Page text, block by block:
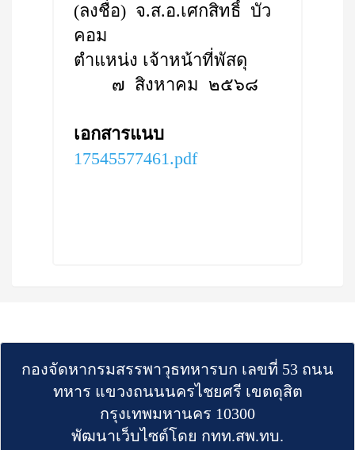
(ลงชื่อ) จ.ส.อ.เศกสิทธิ์ บัว
คอม
ตำแหน่ง เจ้าหน้าที่พัสดุ
๗ สิงหาคม ๒๕๖๘
เอกสารแนบ
17545577461.pdf
กองจัดหากรมสรรพาวุธทหารบก เลขที่ 53 ถนน
ทหาร แขวงถนนนครไชยศรี เขตดุสิต
กรุงเทพมหานคร 10300
พัฒนาเว็บไซต์โดย กทท.สพ.ทบ.